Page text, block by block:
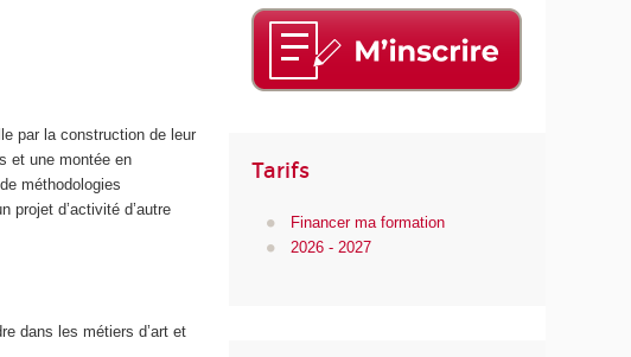
par la construction de leur
et une montée en
méthodologies
projet d’activité d’autre
dans les métiers d’art et
Tarifs
Financer ma formation
2026 - 2027